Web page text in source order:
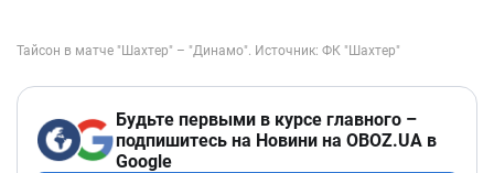
Будьте первыми в курсе главного –
подпишитесь на Новини на OBOZ.UA в
Google